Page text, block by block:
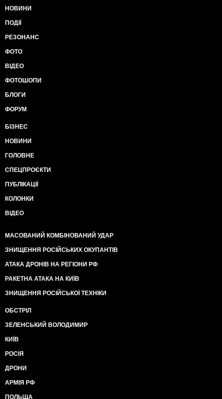
НОВИНИ
ПОДІЇ
РЕЗОНАНС
ФОТО
ВІДЕО
ФОТОШОПИ
БЛОГИ
ФОРУМ
БІЗНЕС
НОВИНИ
ГОЛОВНЕ
СПЕЦПРОЄКТИ
ПУБЛІКАЦІЇ
КОЛОНКИ
ВІДЕО
МАСОВАНИЙ КОМБІНОВАНИЙ УДАР
ЗНИЩЕННЯ РОСІЙСЬКИХ ОКУПАНТІВ
АТАКА ДРОНІВ НА РЕГІОНИ РФ
РАКЕТНА АТАКА НА КИЇВ
ЗНИЩЕННЯ РОСІЙСЬКОЇ ТЕХНІКИ
ОБСТРІЛ
ЗЕЛЕНСЬКИЙ ВОЛОДИМИР
КИЇВ
РОСІЯ
ДРОНИ
АРМІЯ РФ
ПОЛЬЩА